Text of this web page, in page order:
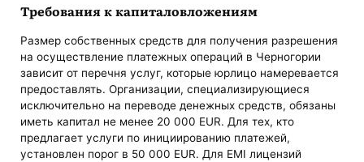
Требования к капиталовложениям
Размер собственных средств для получения разрешения
на осуществление платежных операций в Черногории
зависит от перечня услуг, которые юрлицо намеревается
предоставлять. Организации, специализирующиеся
исключительно на переводе денежных средств, обязаны
иметь капитал не менее 20 000 EUR. Для тех, кто
предлагает услуги по инициированию платежей,
установлен порог в 50 000 EUR. Для EMI лицензий